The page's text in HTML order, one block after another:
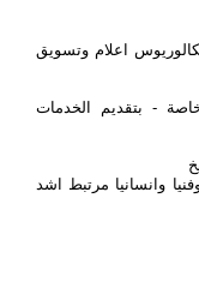
اعلام وتسويق
خاصة - بتقديم الخدمات
وانسانيا مرتبط اشد